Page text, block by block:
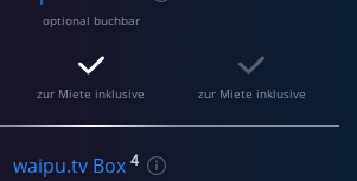
optional buchbar
zur Miete inklusive zur Miete inklusive
waipu.tv Box 4